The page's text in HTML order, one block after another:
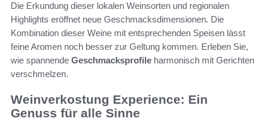
Die Erkundung dieser lokalen Weinsorten und regionalen
Highlights eröffnet neue Geschmacksdimensionen. Die
Kombination dieser Weine mit entsprechenden Speisen lässt
feine Aromen noch besser zur Geltung kommen. Erleben Sie,
wie spannende Geschmacksprofile harmonisch mit Gerichten
verschmelzen.
Weinverkostung Experience: Ein
Genuss für alle Sinne